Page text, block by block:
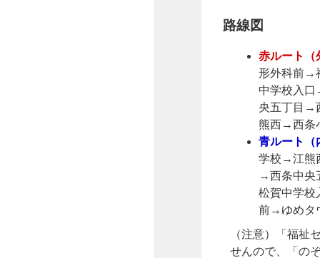
路線図
赤ルート（
形外科前→
中学校入
央五丁目→
熊西→西条
青ルート（
学校→江熊
→西条中央
松賀中学
前→ゆめタ
（注意）「福祉
せんので、「の